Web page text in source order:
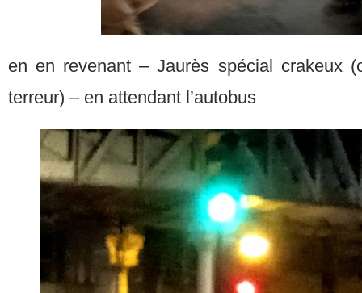
en en revenant – Jaurès spécial crakeux
terreur) – en attendant l’autobus